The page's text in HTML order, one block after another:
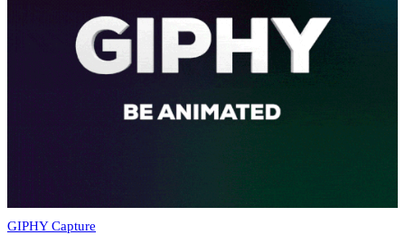
GIPHY Capture